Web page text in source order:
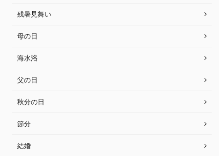
残暑見舞い
母の日
海水浴
父の日
秋分の日
節分
結婚